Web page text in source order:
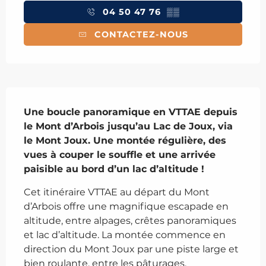
04 50 47 76 ▒▒
CONTACTEZ-NOUS
Une boucle panoramique en VTTAE depuis
le Mont d’Arbois jusqu’au Lac de Joux, via
le Mont Joux. Une montée régulière, des
vues à couper le souffle et une arrivée
paisible au bord d’un lac d’altitude !
Cet itinéraire VTTAE au départ du Mont
d’Arbois offre une magnifique escapade en
altitude, entre alpages, crêtes panoramiques
et lac d’altitude. La montée commence en
direction du Mont Joux par une piste large et
bien roulante, entre les pâturages.